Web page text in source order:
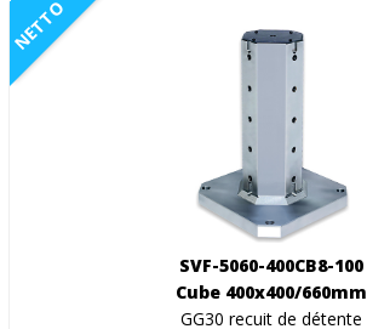
NETTO
SVF-5060-400CB8-100
Cube 400x400/660mm
GG30 recuit de détente